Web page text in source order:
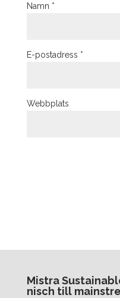
Namn *
E-postadress *
Webbplats
Mistra
nisch till